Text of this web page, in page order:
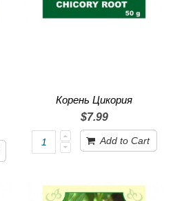
Корень Цикория
$7.99
Add to Cart